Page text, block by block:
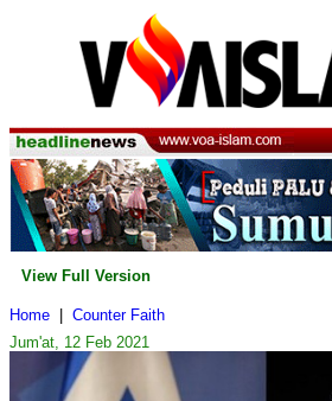
View Full Version
Home
Counter Faith
Jum'at, 12 Feb 2021